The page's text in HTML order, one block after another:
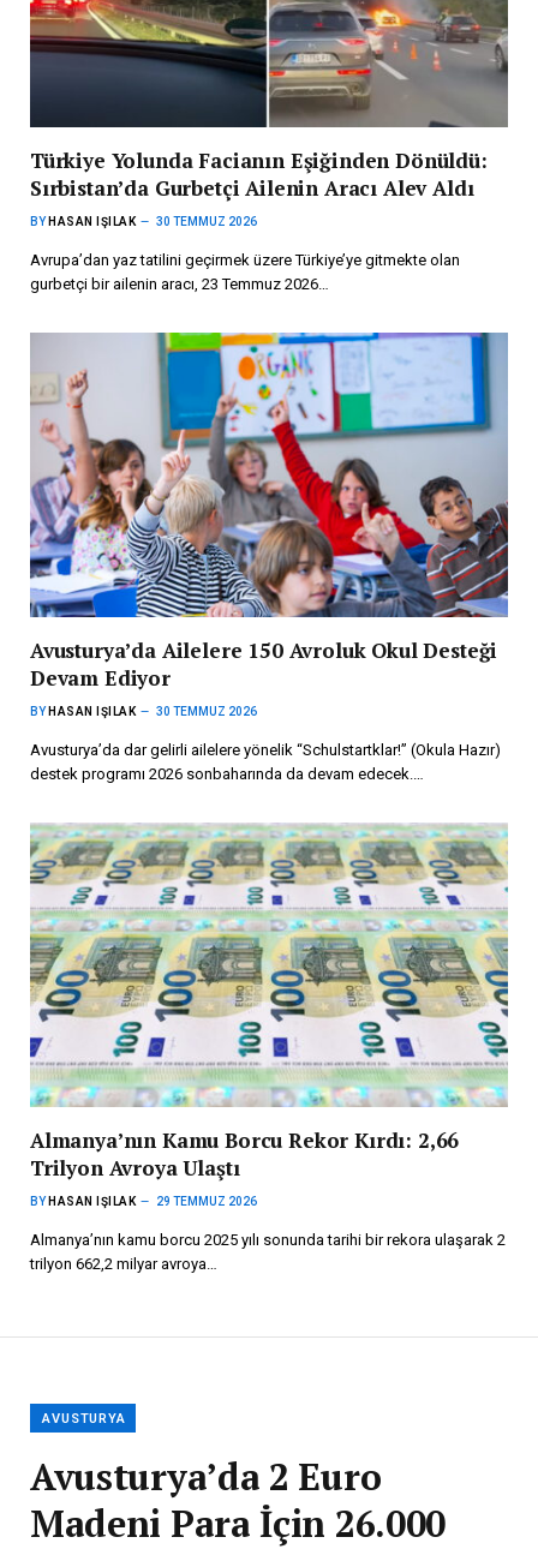
Türkiye Yolunda Facianın Eşiğinden Dönüldü:
Sırbistan’da Gurbetçi Ailenin Aracı Alev Aldı
BY HASAN IŞILAK 30 TEMMUZ 2026
Avrupa’dan yaz tatilini geçirmek üzere Türkiye’ye gitmekte olan
gurbetçi bir ailenin aracı, 23 Temmuz 2026…
Avusturya’da Ailelere 150 Avroluk Okul Desteği
Devam Ediyor
BY HASAN IŞILAK 30 TEMMUZ 2026
Avusturya’da dar gelirli ailelere yönelik “Schulstartklar!” (Okula Hazır)
destek programı 2026 sonbaharında da devam edecek.…
Almanya’nın Kamu Borcu Rekor Kırdı: 2,66
Trilyon Avroya Ulaştı
BY HASAN IŞILAK 29 TEMMUZ 2026
Almanya’nın kamu borcu 2025 yılı sonunda tarihi bir rekora ulaşarak 2
trilyon 662,2 milyar avroya…
AVUSTURYA
Avusturya’da 2 Euro
Madeni Para İçin 26.000